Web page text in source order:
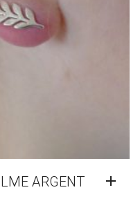
ARGENT